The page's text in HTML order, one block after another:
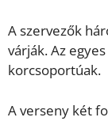
A szervezők
várják. Az
korcsoportúak.
A verseny két